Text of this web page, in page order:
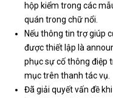
hộp kiểm trong các
quán trong chữ nổi.
Nếu thông tin trợ giúp
được thiết lập là
phục sự cố thông điệp
mục trên thanh tác vụ.
Đã giải quyết vấn đề